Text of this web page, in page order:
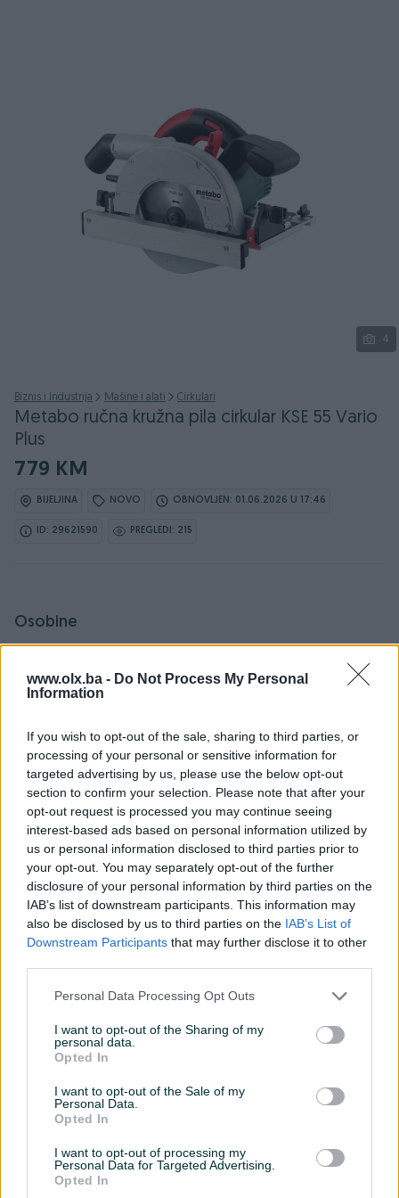
www.olx.ba - Do Not Process My Personal
Information
If you wish to opt-out of the sale, sharing to third parties, or
processing of your personal or sensitive information for
targeted advertising by us, please use the below opt-out
section to confirm your selection. Please note that after your
opt-out request is processed you may continue seeing
interest-based ads based on personal information utilized by
us or personal information disclosed to third parties prior to
your opt-out. You may separately opt-out of the further
disclosure of your personal information by third parties on the
IAB’s list of downstream participants. This information may
also be disclosed by us to third parties on the IAB’s List of
Downstream Participants that may further disclose it to other
Personal Data Processing Opt Outs
I want to opt-out of the Sharing of my
personal data.
Opted In
I want to opt-out of the Sale of my
Personal Data.
Opted In
I want to opt-out of processing my
Personal Data for Targeted Advertising.
Opted In
4
Biznis i Industrija Mašine i alati Cirkulari
Metabo ručna kružna pila cirkular KSE 55 Vario
Plus
779 KM
BIJELJINA NOVO OBNOVLJEN: 01.06.2026 U 17:46
ID: 29621590 PREGLEDI: 215
Osobine
Metabo ručna kružna pila
cirkular KSE 55 Vario Plus
Način korištenja Ručni
Prečnik pile/lista (Ø) u mm 160
Dužina kabla (m)
Težina (kg) 3.7
Br. obrtaja (o/min) 5200
Broj faza Monofazni
Detaljni opis
DOSTUPNE OPCIJE:
shopu -KLIK OVDJE